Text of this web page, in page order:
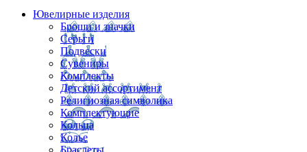
Ювелирные изделия
Броши и значки
Серьги
Подвески
Сувениры
Комплекты
Детский ассортимент
Религиозная символика
Комплектующие
Кольца
Колье
Браслеты